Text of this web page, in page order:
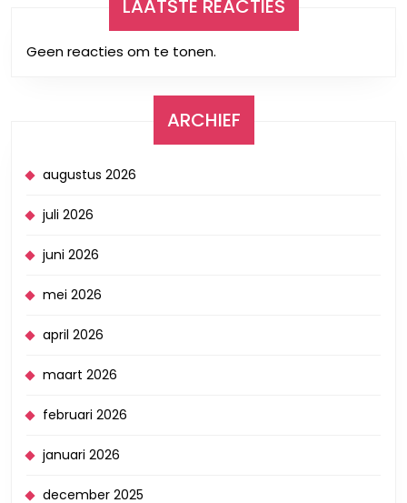
LAATSTE REACTIES
Geen reacties om te tonen.
ARCHIEF
augustus 2026
juli 2026
juni 2026
mei 2026
april 2026
maart 2026
februari 2026
januari 2026
december 2025